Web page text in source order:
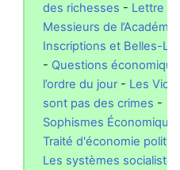
des richesses - Lettre à
Messieurs de
Inscriptions et Belles-
- Questions
l’ordre du jour - Les
sont pas des crimes -
Sophismes
Traité d'économie
Les systèmes